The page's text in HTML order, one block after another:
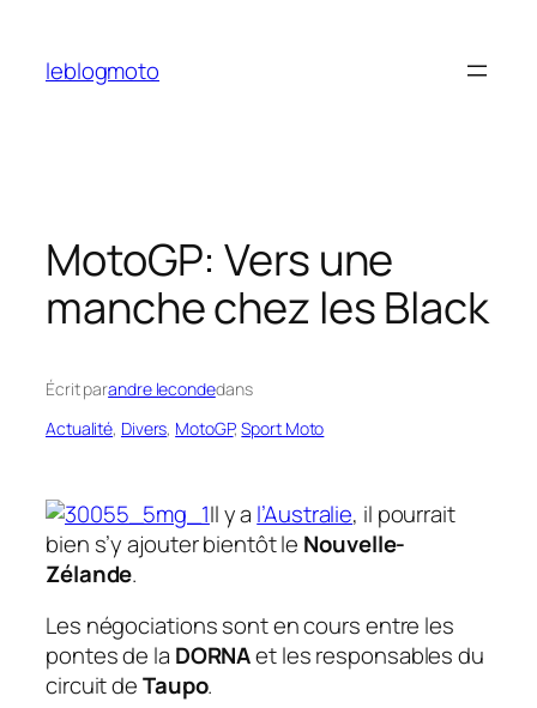
contenu
leblogmoto
MotoGP: Vers une
manche chez les Black
Écrit parandre lecondedans
Actualité, Divers, MotoGP, Sport Moto
Il y a l’Australie, il pourrait
bien s’y ajouter bientôt le Nouvelle-
Zélande.
Les négociations sont en cours entre les
pontes de la DORNAet les responsables du
circuit deTaupo.